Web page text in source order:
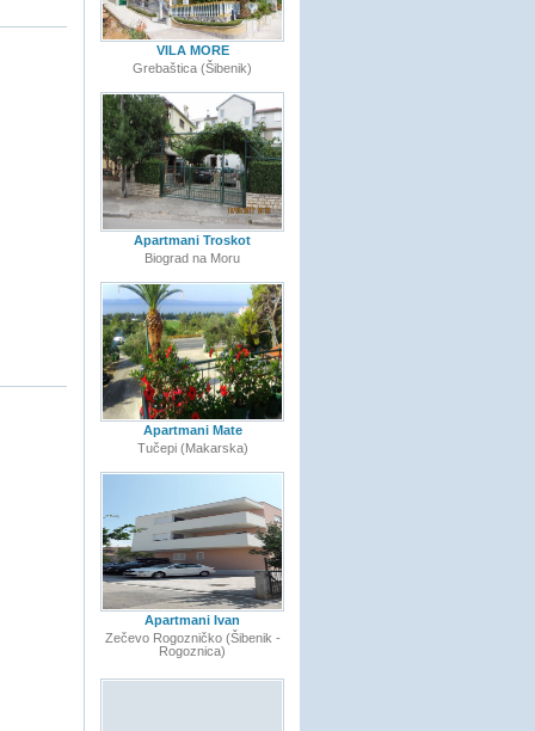
VILA MORE
Grebaštica (Šibenik)
Apartmani Troskot
Biograd na Moru
Apartmani Mate
Tučepi (Makarska)
Apartmani Ivan
Zečevo Rogozničko (Šibenik -
Rogoznica)